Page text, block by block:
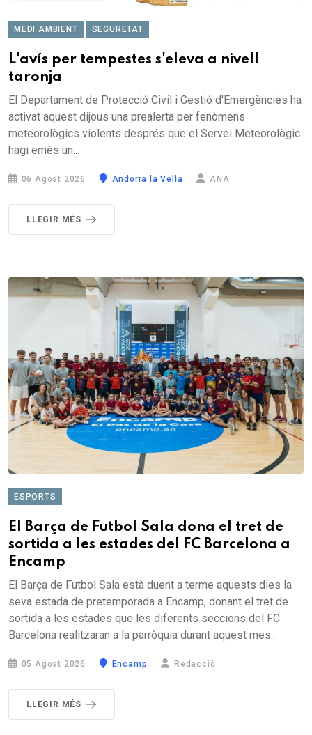
MEDI AMBIENT SEGURETAT
L'avís per tempestes s'eleva a nivell
taronja
El Departament de Protecció Civil i Gestió d'Emergències ha
activat aquest dijous una prealerta per fenòmens
meteorològics violents després que el Servei Meteorològic
hagi emès un...
06 Agost 2026 Andorra la Vella ANA
LLEGIR MÉS
ESPORTS
El Barça de Futbol Sala dona el tret de
sortida a les estades del FC Barcelona a
Encamp
El Barça de Futbol Sala està duent a terme aquests dies la
seva estada de pretemporada a Encamp, donant el tret de
sortida a les estades que les diferents seccions del FC
Barcelona realitzaran a la parròquia durant aquest mes...
05 Agost 2026 Encamp Redacció
LLEGIR MÉS